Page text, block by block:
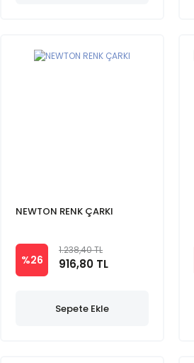
NEWTON RENK ÇARKI
%26
1.238,40 TL
916,80 TL
Sepete Ekle